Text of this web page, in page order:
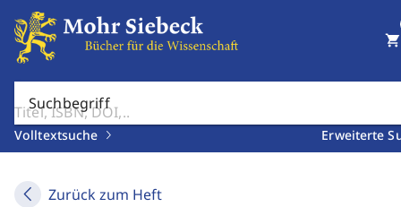
Suchbegriff
Volltextsuche Erweiterte
shopping_cart
Zurück zum Heft